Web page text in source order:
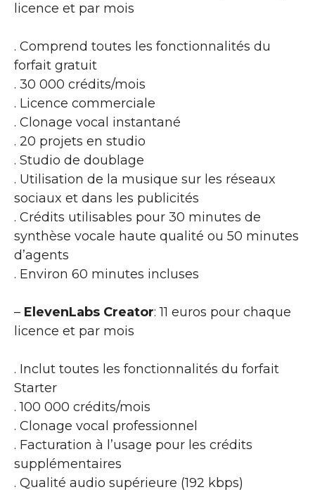
licence et par mois
. Comprend toutes les fonctionnalités du
forfait gratuit
. 30 000 crédits/mois
. Licence commerciale
. Clonage vocal instantané
. 20 projets en studio
. Studio de doublage
. Utilisation de la musique sur les réseaux
sociaux et dans les publicités
. Crédits utilisables pour 30 minutes de
synthèse vocale haute qualité ou 50 minutes
d’agents
. Environ 60 minutes incluses
– ElevenLabs Creator: 11 euros pour chaque
licence et par mois
. Inclut toutes les fonctionnalités du forfait
Starter
. 100 000 crédits/mois
. Clonage vocal professionnel
. Facturation à l’usage pour les crédits
supplémentaires
. Qualité audio supérieure (192 kbps)